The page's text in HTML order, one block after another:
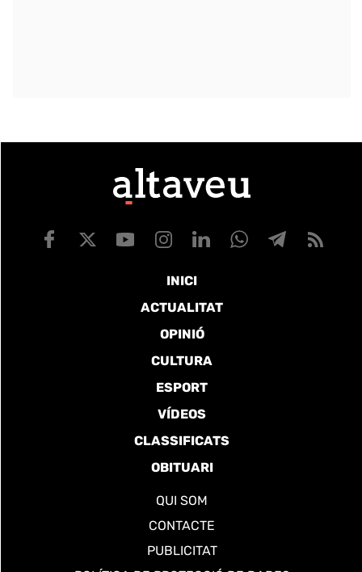
INICI
ACTUALITAT
OPINIÓ
CULTURA
ESPORT
VÍDEOS
CLASSIFICATS
OBITUARI
QUI SOM
CONTACTE
PUBLICITAT